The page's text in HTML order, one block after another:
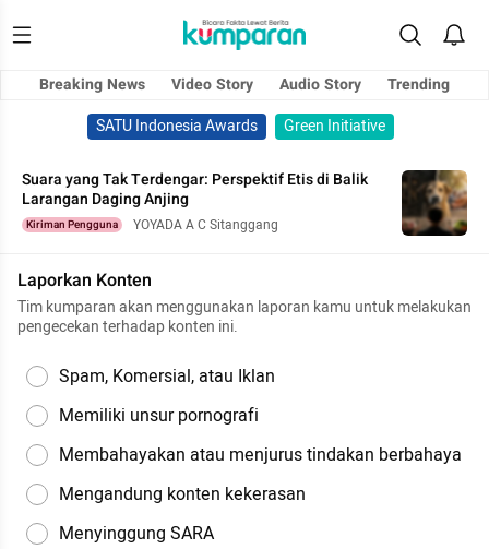
Breaking News Video Story Audio Story
Trending
SATU Indonesia Awards
Green Initiative
Suara yang Tak Terdengar: Perspektif Etis di Balik
Larangan Daging Anjing
Kiriman Pengguna YOYADA A C Sitanggang
Laporkan Konten
Tim kumparan akan menggunakan laporan kamu untuk melakukan
pengecekan terhadap konten ini.
Spam, Komersial, atau Iklan
Memiliki unsur pornografi
Membahayakan atau menjurus tindakan berbahaya
Mengandung konten kekerasan
Menyinggung SARA